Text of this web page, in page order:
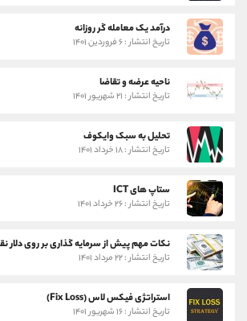
درآمد یک معامله گر روزانه
تاریخ انتشار : ۶ فروردین ۱۴۰۱
ناحیه عرضه و تقاضا
تاریخ انتشار : ۲۱ شهریور ۱۴۰۱
تحلیل به سبک وایکوف
تاریخ انتشار : ۱۸ خرداد ۱۴۰۱
ستاپ های ICT
تاریخ انتشار : ۲۶ خرداد ۱۴۰۱
نکات مهم پیش از سرمایه گذاری بر روی دلار
تاریخ انتشار : ۲۲ مرداد ۱۴۰۱
استراتژی فیکس لاس (Fix Loss)
تاریخ انتشار : ۱۶ شهریور ۱۴۰۱